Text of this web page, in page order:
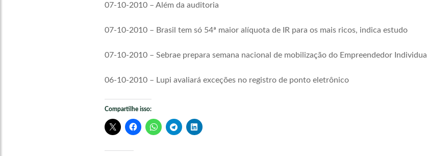
07-10-2010 – Além da auditoria
07-10-2010 – Brasil tem só 54ª maior alíquota de IR para os mais ricos, indica estudo
07-10-2010 – Sebrae prepara semana nacional de mobilização do Empreendedor Individual
06-10-2010 – Lupi avaliará exceções no registro de ponto eletrônico
Compartilhe isso: